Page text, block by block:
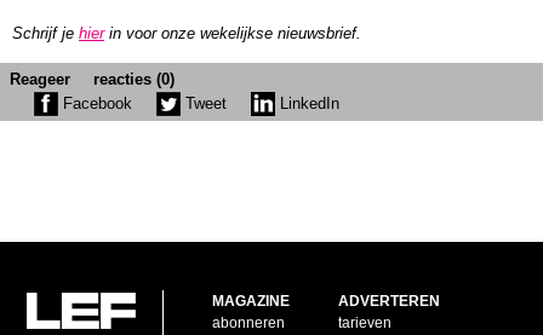
Schrijf je hierin voor onze wekelijkse nieuwsbrief.
Reageer
reacties (0)
Facebook
Tweet LinkedIn
MAGAZINE
abonneren
ADVERTEREN
tarieven